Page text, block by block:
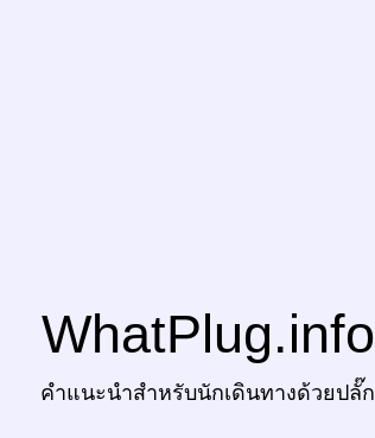
WhatPlug.info
คำแนะนำสำหรับนักเดินทางด้วยปลั๊ก